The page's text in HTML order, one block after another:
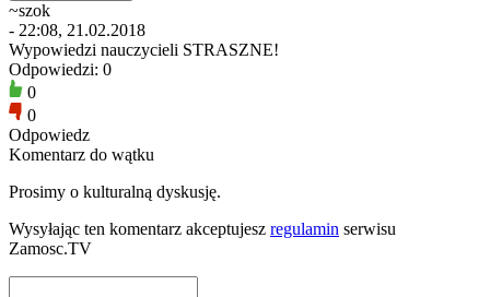
~szok
- 22:08, 21.02.2018
Wypowiedzi nauczycieli STRASZNE!
Odpowiedzi: 0
0
0
Odpowiedz
Komentarz do wątku
Prosimy o kulturalną dyskusję.
Wysyłając ten komentarz akceptujesz regulamin serwisu
Zamosc.TV